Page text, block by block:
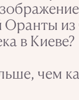
Оранты
в Киеве?
чем